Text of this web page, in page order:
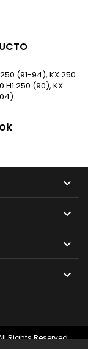
(91-94), KX 250
H1 250 (90), KX




Rights Reserved.